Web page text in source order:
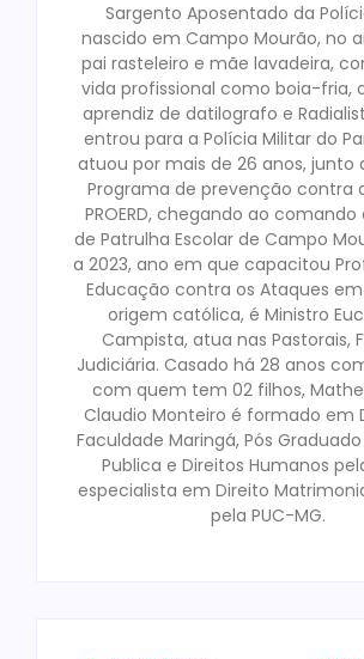
Sargento Aposentado da
nascido em Campo Mourão, no
pai rasteleiro e mãe lavadeira,
vida profissional como boia-fria,
aprendiz de datilografo e
entrou para a Polícia Militar do
atuou por mais de 26 anos, junto
Programa de prevenção contra
PROERD, chegando ao
de Patrulha Escolar de Campo
a 2023, ano em que capacitou
Educação contra os Ataques em
origem católica, é Ministro
Campista, atua nas Pastorais,
Judiciária. Casado há 28 anos
com quem tem 02 filhos,
Claudio Monteiro é formado em
Faculdade Maringá, Pós
Publica e Direitos Humanos
especialista em Direito
pela PUC-MG.